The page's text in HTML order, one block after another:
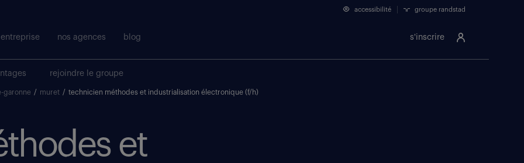
s'inscrire
accessibilité groupe randstad
entreprise nos agences blog
rejoindre le groupe
garonne / muret / technicien méthodes et industrialisation électronique (f/h)
et